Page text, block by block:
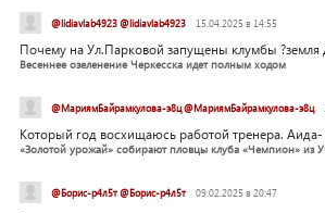
@lidiavlab4923 @lidiavlab4923 15.04.2025 в 14:55
Почему на Ул.Парковой запущены клумбы ?земля
Весеннее озеленение Черкесска идет полным ходом
@МариямБайрамкулова-э8ц @МариямБайрамкулова-э8ц
Который год восхищаюсь работой тренера. Аида-
«Золотой урожай» собирают пловцы клуба «Чемпион» из
@Борис-р4л5т @Борис-р4л5т 09.02.2025 в 20:47